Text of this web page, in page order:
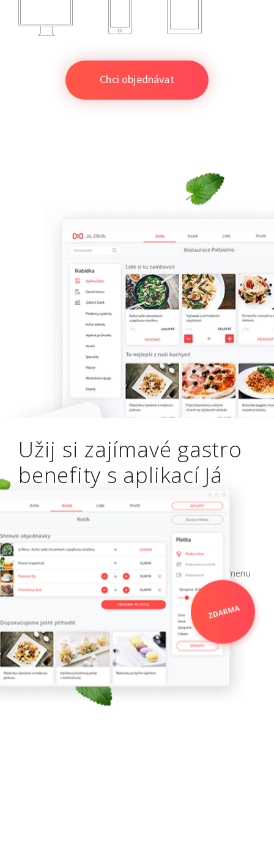
Chci objednávat
Užij si zajímavé gastro
benefity s aplikací Já
číšník
Připravujeme pro vás atraktivní soutěže o slevy na
konzumaci nebo například akci „Každé 10. Polední menu
zdarma“.